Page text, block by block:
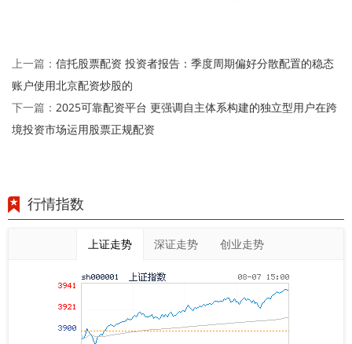
上一篇： 信托股票配资 投资者报告：季度周期偏好分散配置的稳态
账户使用北京配资炒股的
下一篇： 2025可靠配资平台 更强调自主体系构建的独立型用户在跨
境投资市场运用股票正规配资
行情指数
上证走势 深证走势 创业走势